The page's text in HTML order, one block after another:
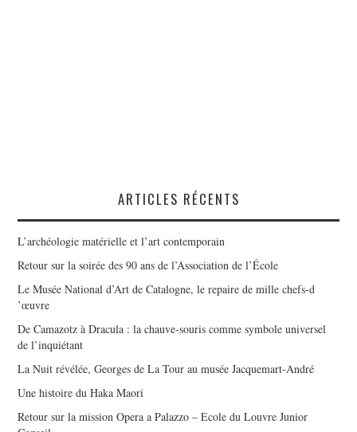
ARTICLES RÉCENTS
L’archéologie matérielle et l’art contemporain
Retour sur la soirée des 90 ans de l’Association de l’École
Le Musée National d’Art de Catalogne, le repaire de mille chefs-d
’œuvre
De Camazotz à Dracula : la chauve-souris comme symbole universel
de l’inquiétant
La Nuit révélée, Georges de La Tour au musée Jacquemart-André
Une histoire du Haka Maori
Retour sur la mission Opera a Palazzo – Ecole du Louvre Junior